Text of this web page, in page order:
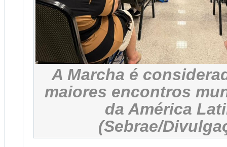
A Marcha é
maiores encontros
da América
(Sebrae/